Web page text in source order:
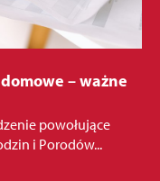
– ważne
powołujące
i Porodów...